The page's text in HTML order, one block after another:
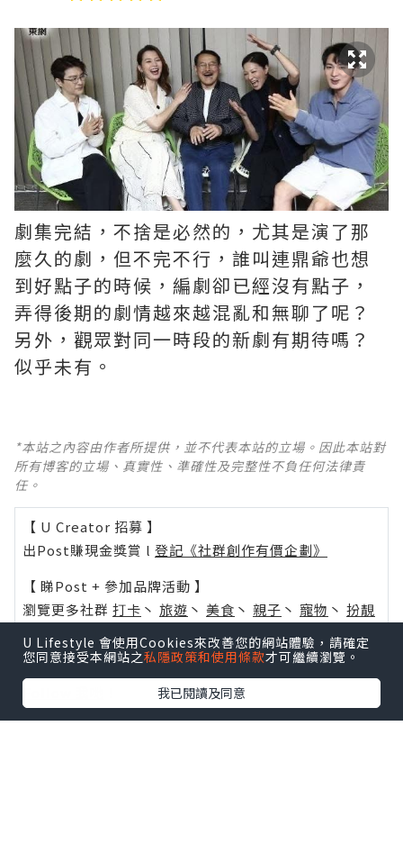
劇集完結，不捨是必然的，尤其是演了那
麼久的劇，但不完不行，誰叫連鼎爺也想
到好點子的時候，編劇卻已經沒有點子，
弄得後期的劇情越來越混亂和無聊了呢？ ​​​
另外，觀眾對同一時段的新劇有期待嗎？
似乎未有。
*本站之內容由作者所提供，並不代表本站的立場。因此本站對
所有博客的立場、真實性、準確性及完整性不負任何法律責
任。
【 U Creator 招募 】
出Post賺現金獎賞 l 登記《社群創作有價企劃》
【 睇Post + 參加品牌活動 】
瀏覽更多社群 打卡 丶 旅遊 丶 美食 丶 親子 丶 寵物 丶 扮靚
活動情報
U Blog開咗WhatsApp啦！發掘更多吃喝玩樂資訊！
U Lifestyle 會使用Cookies來改善您的網站體驗，請確定
您同意接受本網站之私隱政策和使用條款才可繼續瀏覽。
我已閱讀及同意